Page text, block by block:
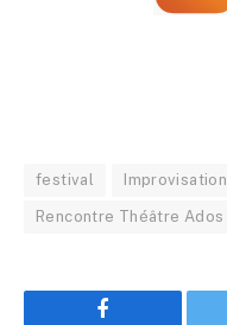
festival Improvisation
Rencontre Théâtre Ados